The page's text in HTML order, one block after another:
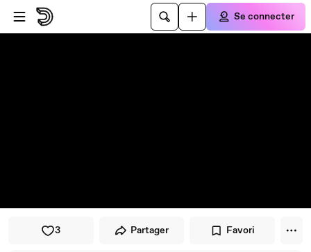
Passer au player
Passer au contenu principal
Se connecter
3 Partager Favori